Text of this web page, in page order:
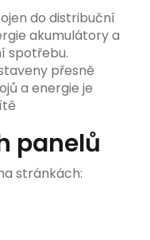
do distribuční
akumulátory a
spotřebu.
přesně
a energie je
panelů
stránkách: